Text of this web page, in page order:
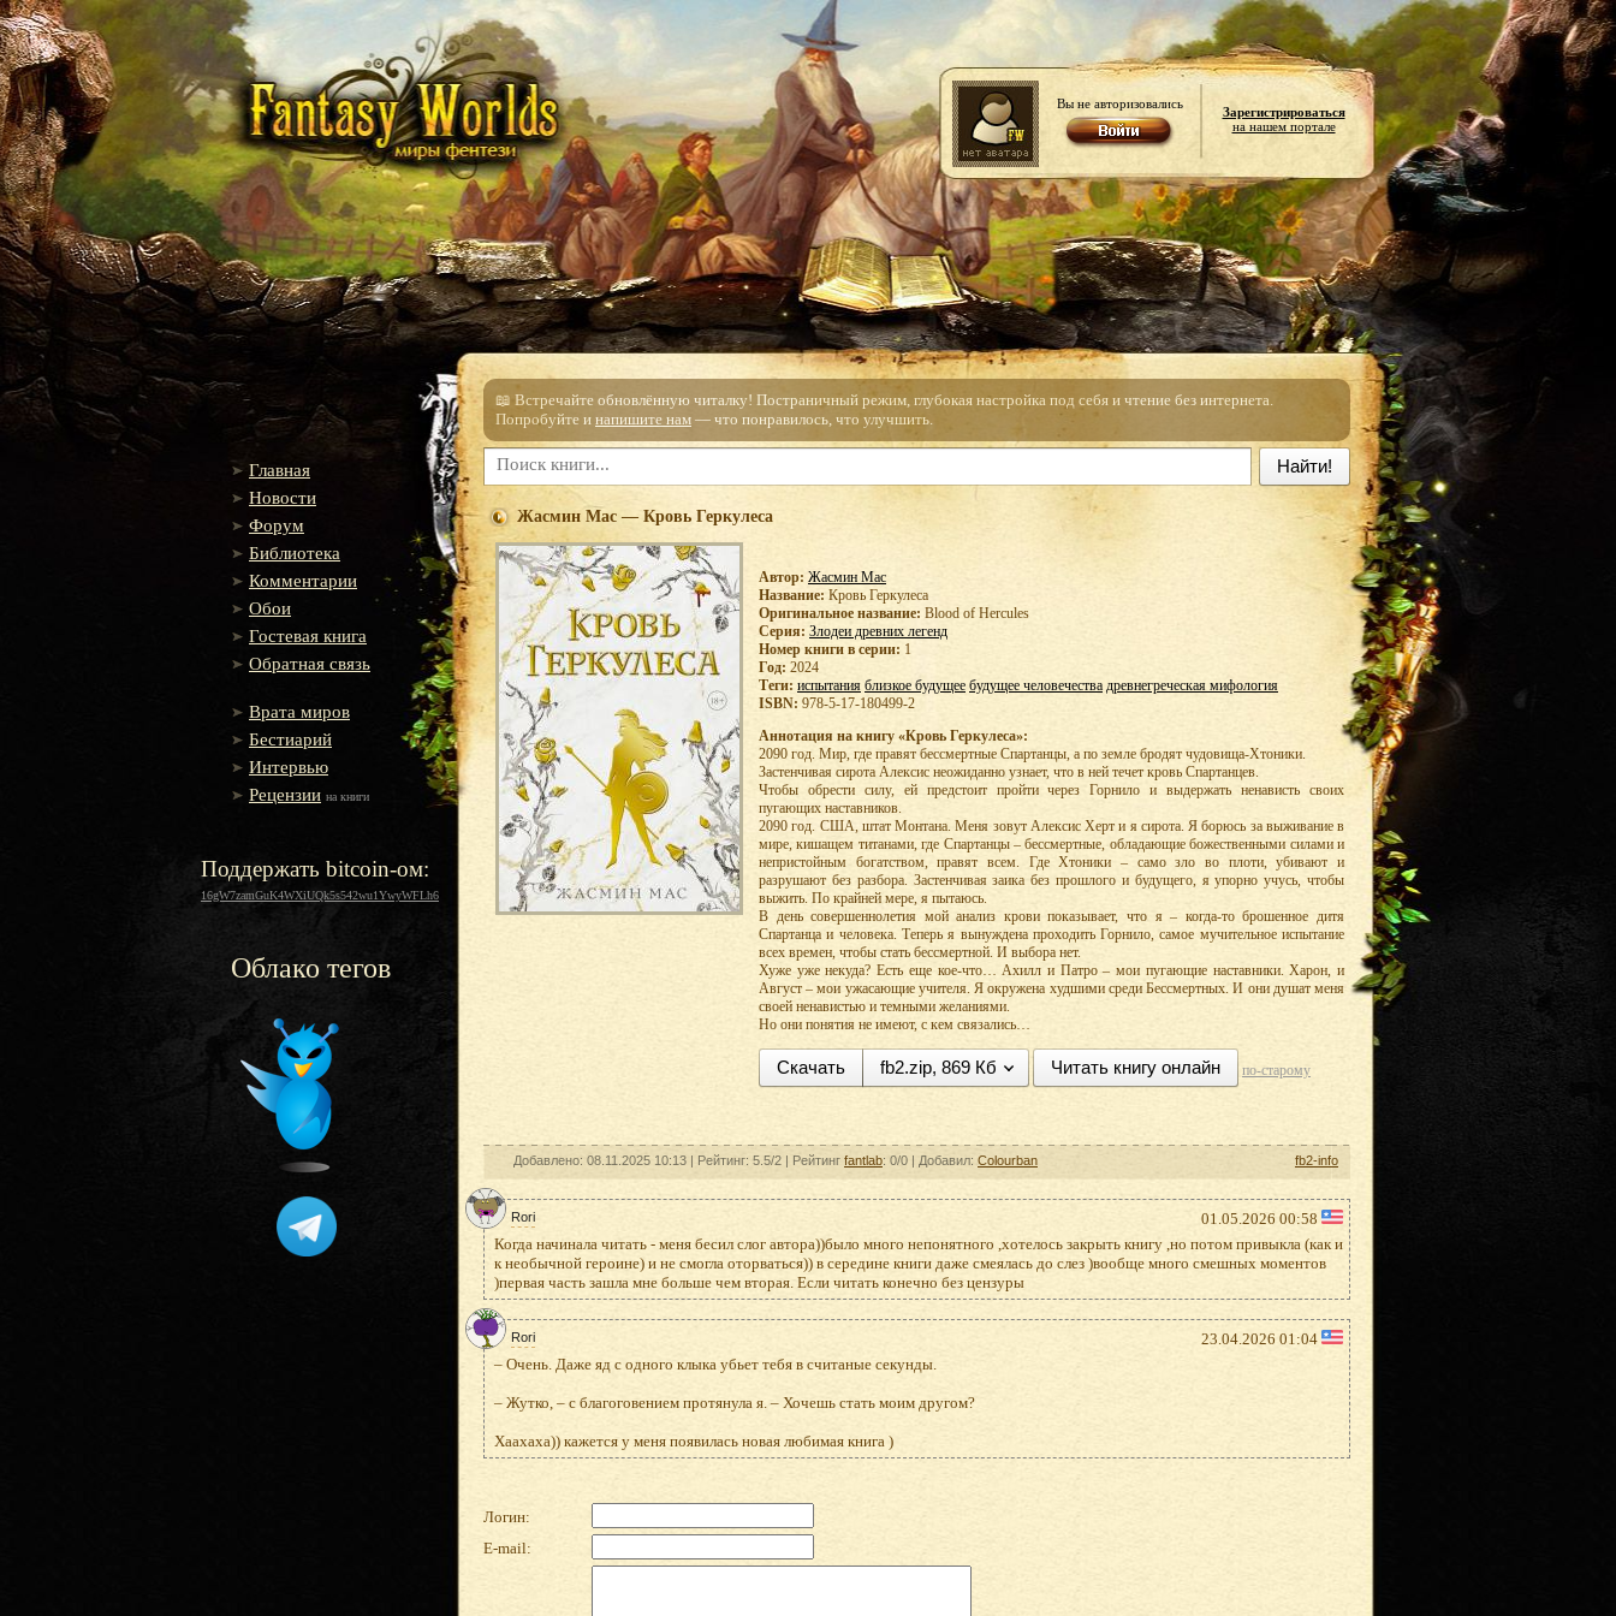
Вы не авторизовались
Зарегистрироваться
на нашем портале
Главная
Новости
Форум
Библиотека
Комментарии
Обои
Гостевая книга
Обратная связь
Врата миров
Бестиарий
Интервью
Рецензии на книги
Поддержать bitcoin-ом:
16gW7zamGuK4WXiUQk5s542wu1YwyWFLh6
Облако тегов
📖 Встречайте обновлённую читалку! Постраничный режим, глубокая настройка под себя и чтение без интернета.
Попробуйте и напишите нам — что понравилось, что улучшить.
Найти!
Жасмин Мас — Кровь Геркулеса
Автор: Жасмин Мас
Название: Кровь Геркулеса
Оригинальное название: Blood of Hercules
Серия: Злодеи древних легенд
Номер книги в серии: 1
Год: 2024
Теги: испытания близкое будущее будущее человечества древнегреческая мифология
ISBN: 978-5-17-180499-2
Аннотация на книгу «Кровь Геркулеса»:
2090 год. Мир, где правят бессмертные Спартанцы, а по земле бродят чудовища-Хтоники.
Застенчивая сирота Алексис неожиданно узнает, что в ней течет кровь Спартанцев.
Чтобы обрести силу, ей предстоит пройти через Горнило и выдержать ненависть своих
пугающих наставников.
2090 год. США, штат Монтана. Меня зовут Алексис Херт и я сирота. Я борюсь за выживание в
мире, кишащем титанами, где Спартанцы – бессмертные, обладающие божественными силами и
непристойным богатством, правят всем. Где Хтоники – само зло во плоти, убивают и
разрушают без разбора. Застенчивая заика без прошлого и будущего, я упорно учусь, чтобы
выжить. По крайней мере, я пытаюсь.
В день совершеннолетия мой анализ крови показывает, что я – когда-то брошенное дитя
Спартанца и человека. Теперь я вынуждена проходить Горнило, самое мучительное испытание
всех времен, чтобы стать бессмертной. И выбора нет.
Хуже уже некуда? Есть еще кое-что… Ахилл и Патро – мои пугающие наставники. Харон, и
Август – мои ужасающие учителя. Я окружена худшими среди Бессмертных. И они душат меня
своей ненавистью и темными желаниями.
Но они понятия не имеют, с кем связались…
Скачать fb2.zip, 869 Кб Читать книгу онлайн по-старому
Добавлено: 08.11.2025 10:13 | Рейтинг: 5.5/2 | Рейтинг fantlab: 0/0 | Добавил: Colourban fb2-info
Rori
01.05.2026 00:58
Когда начинала читать - меня бесил слог автора))было много непонятного ,хотелось закрыть книгу ,но потом привыкла (как и
к необычной героине) и не смогла оторваться)) в середине книги даже смеялась до слез )вообще много смешных моментов
)первая часть зашла мне больше чем вторая. Если читать конечно без цензуры
Rori
23.04.2026 01:04
– Очень. Даже яд с одного клыка убьет тебя в считаные секунды.
– Жутко, – с благоговением протянула я. – Хочешь стать моим другом?
Хаахаха)) кажется у меня появилась новая любимая книга )
Логин:
E-mail: